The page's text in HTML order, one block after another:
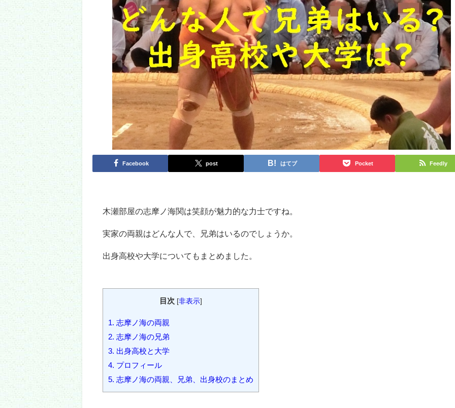
Facebook post はてブ Pocket Feedly
木瀬部屋の志摩ノ海関は笑顔が魅力的な力士ですね。
実家の両親はどんな人で、兄弟はいるのでしょうか。